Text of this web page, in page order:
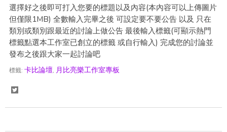
選擇好之後即可打入您要的標題以及內容(本內容可以上傳圖片
但僅限1MB) 全數輸入完畢之後 可設定要不要公告 以及 只在
類別或類別跟最近的討論上做公告 最後輸入標籤(可顯示熱門
標籤點選本工作室已創立的標籤 或自行輸入) 完成您的討論並
發布之後跟大家一起討論吧
標籤: 卡比論壇 月比亮樂工作室專板